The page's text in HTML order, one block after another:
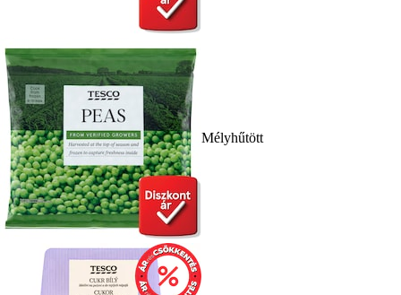
Mélyhűtött